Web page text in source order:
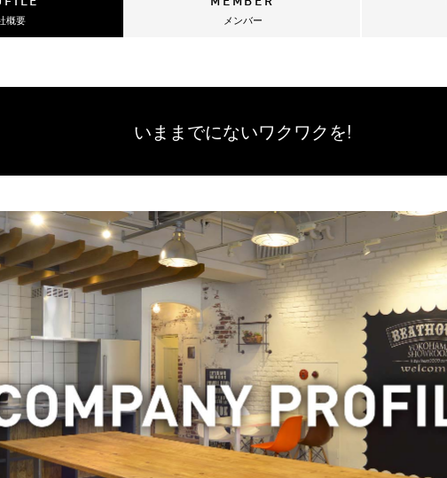
概要 メンバー
いままでにないワクワクを!